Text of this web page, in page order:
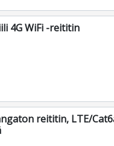
4G WiFi -reititin
reititin, LTE/